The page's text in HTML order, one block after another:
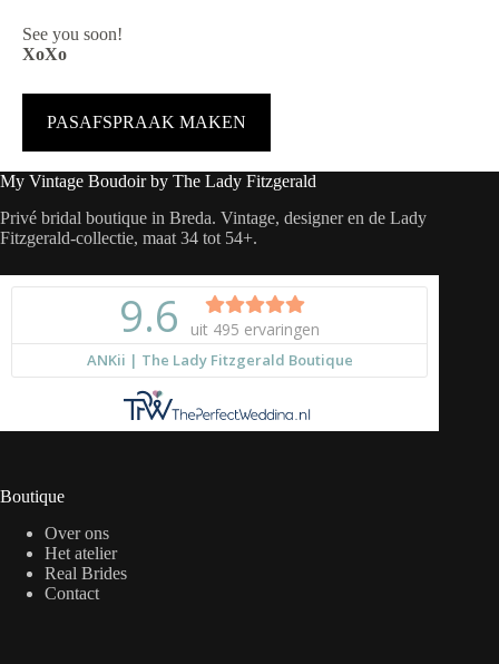
See you soon!
XoXo
PASAFSPRAAK MAKEN
My Vintage Boudoir by The Lady Fitzgerald
Privé bridal boutique in Breda. Vintage, designer en de Lady
Fitzgerald-collectie, maat 34 tot 54+.
Boutique
Over ons
Het atelier
Real Brides
Contact